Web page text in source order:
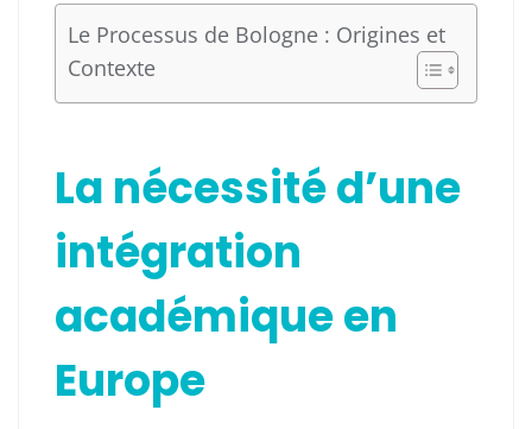
Le Processus de Bologne : Origines et
Contexte
La nécessité d’une
intégration
académique en
Europe